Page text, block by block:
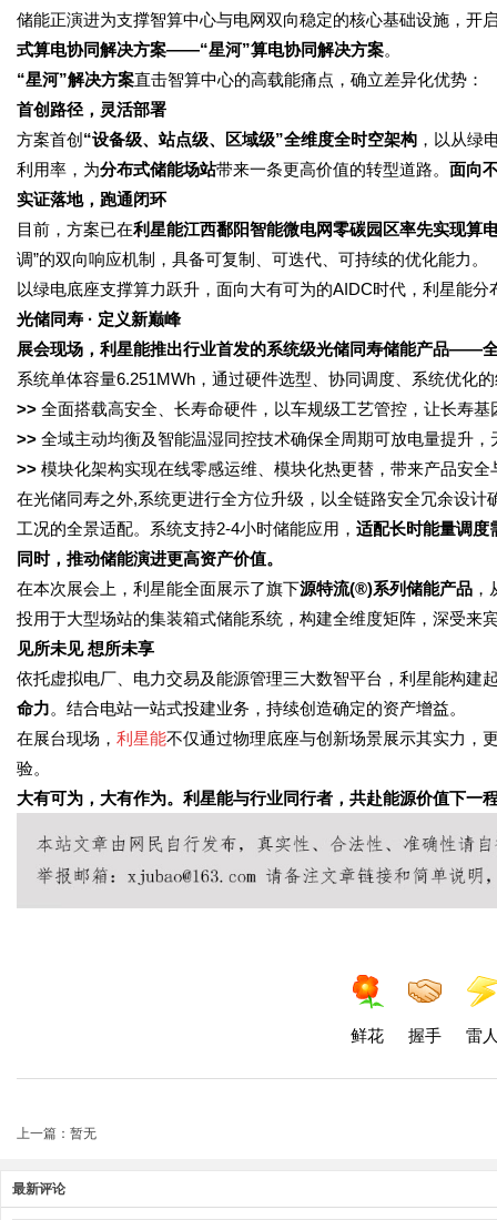
储能正演进为支撑智算中心与电网双向稳定的核心基础设施，开
式算电协同解决方案——“星河”算电协同解决方案。
“星河”解决方案直击智算中心的高载能痛点，确立差异化优势：
首创路径，灵活部署
方案首创 “设备级、站点级、区域级”全维度全时空架构 ，以从绿
利用率，为分布式储能场站带来一条更高价值的转型道路。 面向
实证落地，跑通闭环
目前，方案已在利星能江西鄱阳智能微电网零碳园区率先实现算
调”的双向响应机制，具备可复制、可迭代、可持续的优化能力。
以绿电底座支撑算力跃升，面向大有可为的AIDC时代，利星能
光储同寿 · 定义新巅峰
展会现场，利星能推出行业首发的系统级光储同寿储能产品——
系统单体容量6.251MWh，通过硬件选型、协同调度、系统优化
>> 全面搭载高安全、长寿命硬件，以车规级工艺管控，让长寿基
>> 全域主动均衡及智能温湿同控技术确保全周期可放电量提升
>> 模块化架构实现在线零感运维、模块化热更替，带来产品安
在光储同寿之外,系统更进行全方位升级，以全链路安全冗余设
工况的全景适配。系统支持2-4小时储能应用， 适配长时能量调度
同时，推动储能演进更高资产价值。
在本次展会上，利星能全面展示了旗下源特流(®)系列储能产品
投用于大型场站的集装箱式储能系统，构建全维度矩阵，深受来
见所未见 想所未享
依托虚拟电厂、电力交易及能源管理三大数智平台，利星能构建
命力。结合电站一站式投建业务，持续创造确定的资产增益。
在展台现场， 利星能不仅通过物理底座与创新场景展示其实力，
验。
大有可为，大有作为。利星能与行业同行者，共赴能源价值下一
鲜花 握手 雷
上一篇：暂无
最新评论